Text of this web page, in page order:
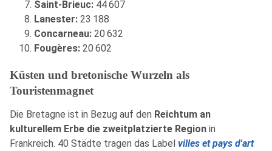
Saint-Brieuc: 44 607
Lanester: 23 188
Concarneau: 20 632
Fougères: 20 602
Küsten und bretonische Wurzeln als
Touristenmagnet
Die Bretagne ist in Bezug auf den Reichtum an
kulturellem Erbe die zweitplatzierte Region in
Frankreich. 40 Städte tragen das Label villes et pays d'art